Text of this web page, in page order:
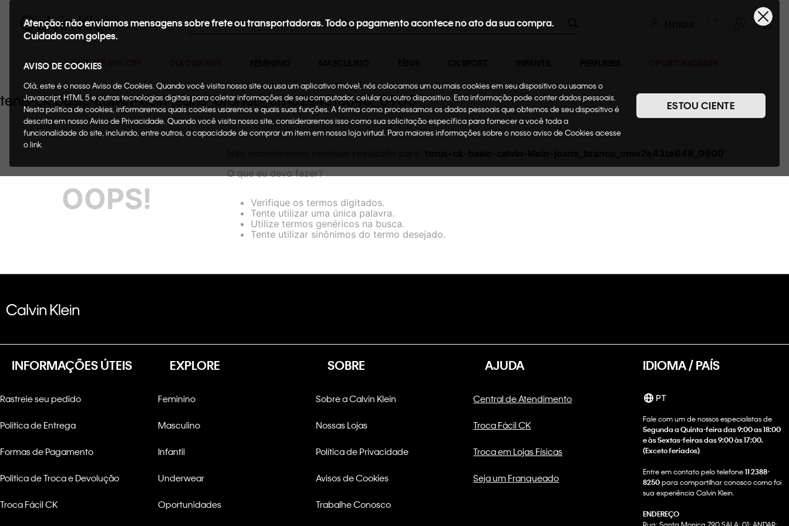
Buscar
SALE ATÉ 50% OFF
Atenção: não enviamos mensagens sobre frete ou transportadoras. Todo o pagamento acontece no ato da sua compra.
Cuidado com golpes.
AVISO DE COOKIES
Olá, este é o nosso Aviso de Cookies. Quando você visita nosso site ou usa um aplicativo móvel, nós colocamos um ou mais cookies em seu dispositivo ou usamos o
Javascript, HTML 5 e outras tecnologias digitais para coletar informações de seu computador, celular ou outro dispositivo. Esta informação pode conter dados pessoais.
Nesta política de cookies, informaremos quais cookies usaremos e quais suas funções. A forma como processamos os dados pessoais que obtemos de seu dispositivo é
descrita em nosso Aviso de Privacidade. Quando você visita nosso site, consideraremos isso como sua solicitação específica para fornecer a você toda a
funcionalidade do site, incluindo, entre outros, a capacidade de comprar um item em nossa loja virtual. Para maiores informações sobre o nosso aviso de Cookies acesse
o link.
ESTOU CIENTE
tenis-ck-basic-calvin-klein-jeans_branco_cmo2e43te648_0900
OOPS!
O que eu devo fazer?
Verifique os termos digitados.
Tente utilizar uma única palavra.
Utilize termos genéricos na busca.
Tente utilizar sinônimos do termo desejado.
INFORMAÇÕES ÚTEIS
Rastreie seu pedido
Política de Entrega
Formas de Pagamento
Politica de Troca e Devolução
Troca Fácil CK
EXPLORE
Feminino
Masculino
Infantil
Underwear
Oportunidades
SOBRE
Sobre a Calvin Klein
Nossas Lojas
Política de Privacidade
Avisos de Cookies
Trabalhe Conosco
AJUDA
Central de Atendimento
Troca Fácil CK
Troca em Lojas Físicas
Seja um Franqueado
IDIOMA / PAÍS
PT
Fale com um de nossos especialistas de
Segunda a Quinta-feira das 9:00 as 18:00
e às Sextas-feiras das 9:00 às 17:00.
(Exceto feriados)
Entre em contato pelo telefone11 2388-
8250para compartilhar conosco como foi
sua experiência Calvin Klein.
ENDEREÇO